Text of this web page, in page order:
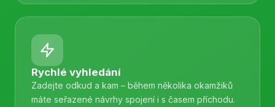
Rychlé vyhledání
Zadejte odkud a kam – během několika okamžiků
máte seřazené návrhy spojení i s časem příchodu.